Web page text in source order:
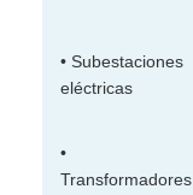
• Subestaciones
eléctricas
•
Transformadores